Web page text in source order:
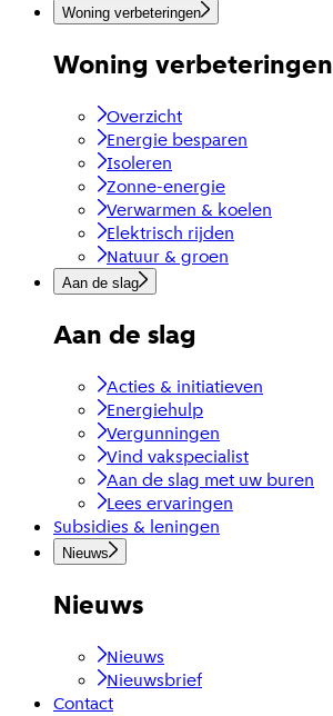
Woning verbeteringen
Woning verbeteringen
Overzicht
Energie besparen
Isoleren
Zonne-energie
Verwarmen & koelen
Elektrisch rijden
Natuur & groen
Aan de slag
Aan de slag
Acties & initiatieven
Energiehulp
Vergunningen
Vind vakspecialist
Aan de slag met uw buren
Lees ervaringen
Subsidies & leningen
Nieuws
Nieuws
Nieuws
Nieuwsbrief
Contact